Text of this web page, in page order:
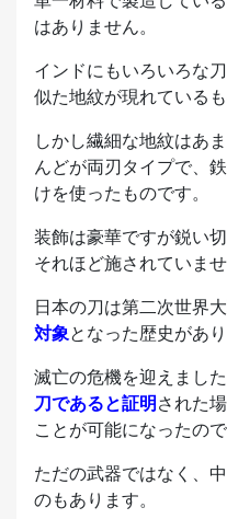
はありません。
インドにもいろいろな
似た地紋が現れているも
しかし繊細な地紋はあ
んどが両刃タイプで、
けを使ったものです。
装飾は豪華ですが鋭い
それほど施されていませ
日本の刀は第二次世界
対象となった歴史があり
滅亡の危機を迎えました
刀であると証明された
ことが可能になったので
ただの武器ではなく、
のもあります。